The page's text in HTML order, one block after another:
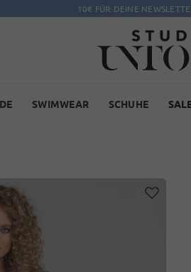
10€ FÜR DEINE
SWIMWEAR SCHUHE